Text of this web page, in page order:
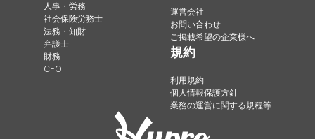
人事・労務
社会保険労務士
法務・知財
弁護士
財務
CFO
運営会社
お問い合わせ
ご掲載希望の企業様へ
規約
利用規約
個人情報保護方針
業務の運営に関する規程等